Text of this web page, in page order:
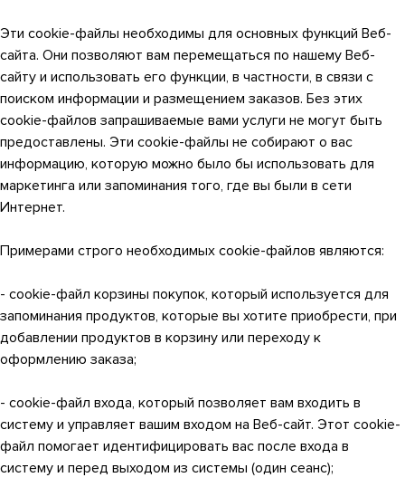
Эти cookie-файлы необходимы для основных функций Веб-
сайта. Они позволяют вам перемещаться по нашему Веб-
сайту и использовать его функции, в частности, в связи с
поиском информации и размещением заказов. Без этих
cookie-файлов запрашиваемые вами услуги не могут быть
предоставлены. Эти cookie-файлы не собирают о вас
информацию, которую можно было бы использовать для
маркетинга или запоминания того, где вы были в сети
Интернет.
Примерами строго необходимых cookie-файлов являются:
- cookie-файл корзины покупок, который используется для
запоминания продуктов, которые вы хотите приобрести, при
добавлении продуктов в корзину или переходу к
оформлению заказа;
- cookie-файл входа, который позволяет вам входить в
систему и управляет вашим входом на Веб-сайт. Этот cookie-
файл помогает идентифицировать вас после входа в
систему и перед выходом из системы (один сеанс);